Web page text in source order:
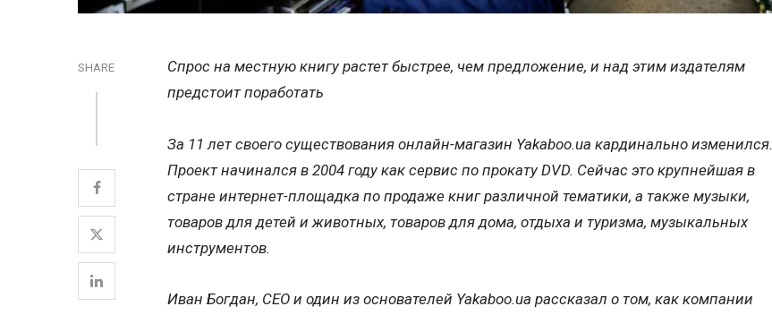
SHARE
Спрос на местную книгу растет быстрее, чем предложение, и над этим издателям
предстоит поработать
За 11 лет своего существования онлайн-магазин Yakaboo.ua кардинально изменился.
Проект начинался в 2004 году как сервис по прокату DVD. Сейчас это крупнейшая в
стране интернет-площадка по продаже книг различной тематики, а также музыки,
товаров для детей и животных, товаров для дома, отдыха и туризма, музыкальных
инструментов.
Иван Богдан, СЕО и один из основателей Yakaboo.ua рассказал о том, как компании